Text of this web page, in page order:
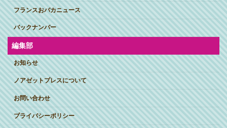
フランスおバカニュース
バックナンバー
編集部
お知らせ
ノアゼットプレスについて
お問い合わせ
プライバシーポリシー